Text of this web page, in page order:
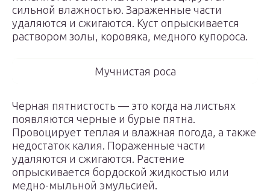
сильной влажностью. Зараженные части
удаляются и сжигаются. Куст опрыскивается
раствором золы, коровяка, медного купороса.
Мучнистая роса
Черная пятнистость — это когда на листьях
появляются черные и бурые пятна.
Провоцирует теплая и влажная погода, а также
недостаток калия. Пораженные части
удаляются и сжигаются. Растение
опрыскивается бордоской жидкостью или
медно-мыльной эмульсией.